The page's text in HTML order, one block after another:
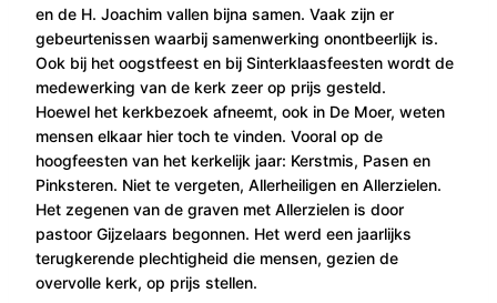
en de H. Joachim vallen bijna samen. Vaak zijn er
gebeurtenissen waarbij samenwerking onontbeerlijk is.
Ook bij het oogstfeest en bij Sinterklaasfeesten wordt de
medewerking van de kerk zeer op prijs gesteld.
Hoewel het kerkbezoek afneemt, ook in De Moer, weten
mensen elkaar hier toch te vinden. Vooral op de
hoogfeesten van het kerkelijk jaar: Kerstmis, Pasen en
Pinksteren. Niet te vergeten, Allerheiligen en Allerzielen.
Het zegenen van de graven met Allerzielen is door
pastoor Gijzelaars begonnen. Het werd een jaarlijks
terugkerende plechtigheid die mensen, gezien de
overvolle kerk, op prijs stellen.